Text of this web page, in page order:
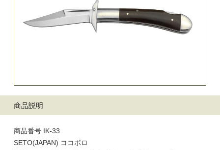
商品説明
商品番号 IK-33
SETO(JAPAN) ココボロ